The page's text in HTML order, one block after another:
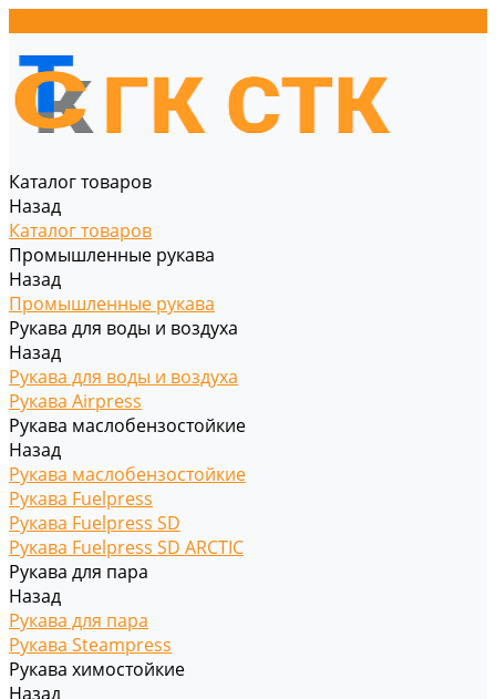
Каталог товаров
Назад
Каталог товаров
Промышленные рукава
Назад
Промышленные рукава
Рукава для воды и воздуха
Назад
Рукава для воды и воздуха
Рукава Airpress
Рукава маслобензостойкие
Назад
Рукава маслобензостойкие
Рукава Fuelpress
Рукава Fuelpress SD
Рукава Fuelpress SD ARCTIC
Рукава для пара
Назад
Рукава для пара
Рукава Steampress
Рукава химостойкие
Назад